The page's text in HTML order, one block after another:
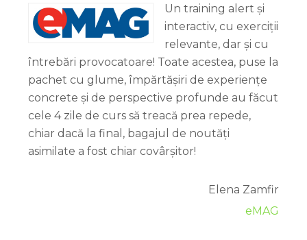
Un training alert și
interactiv, cu exerciții
relevante, dar și cu
întrebări provocatoare! Toate acestea, puse la
pachet cu glume, împărtășiri de experiențe
concrete și de perspective profunde au făcut
cele 4 zile de curs să treacă prea repede,
chiar dacă la final, bagajul de noutăți
asimilate a fost chiar covârșitor!
Elena Zamfir
eMAG